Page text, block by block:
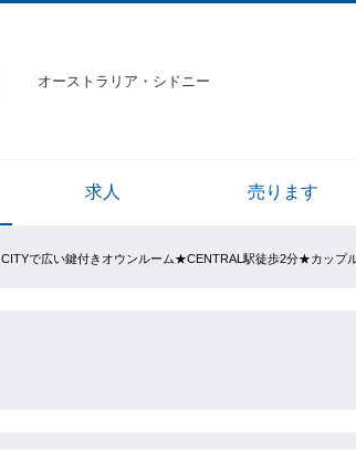
オーストラリア・シドニー
求人 売ります
CITYで広い鍵付きオウンルーム★CENTRAL駅徒歩2分★カップ